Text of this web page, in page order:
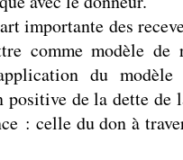
importante des
comme modèle de
du modèle
de la dette de
: celle du don à